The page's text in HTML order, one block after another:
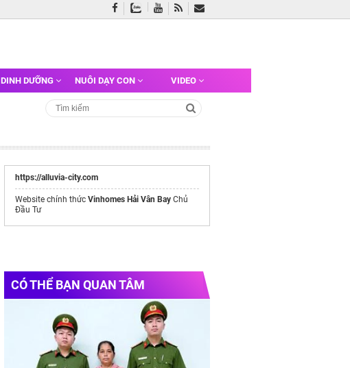
DINH DƯỠNG NUÔI DẠY CON VIDEO
https://alluvia-city.com
Website chính thức Vinhomes Hải Vân Bay Chủ
Đầu Tư
CÓ THỂ BẠN QUAN TÂM